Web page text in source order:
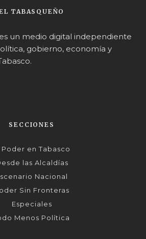
TABASQUEÑO
es un medio digital independiente
gobierno, economía y
SECCIONES
Poder en Tabasco
las Alcaldías
Nacional
Sin Fronteras
Especiales
Menos Política